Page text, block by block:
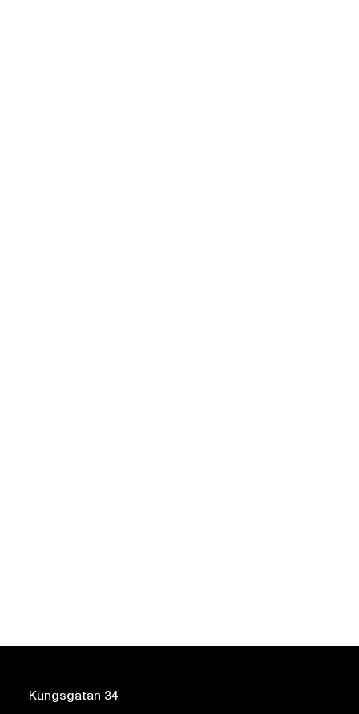
Kungsgatan 34